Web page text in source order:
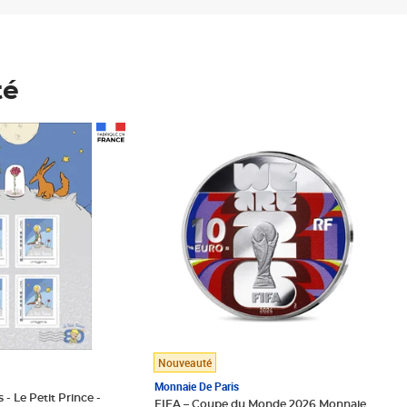
- Le Petit Prince -
Nouveauté
Monnaie De Paris
FIFA – Coupe du Monde 2026 Monnaie